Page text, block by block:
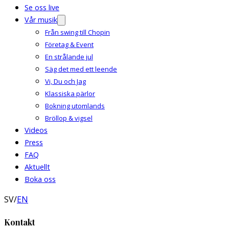
Se oss live
Vår musik
Från swing till Chopin
Företag & Event
En strålande jul
Säg det med ett leende
Vi, Du och Jag
Klassiska pärlor
Bokning utomlands
Bröllop & vigsel
Videos
Press
FAQ
Aktuellt
Boka oss
SV/EN
Kontakt